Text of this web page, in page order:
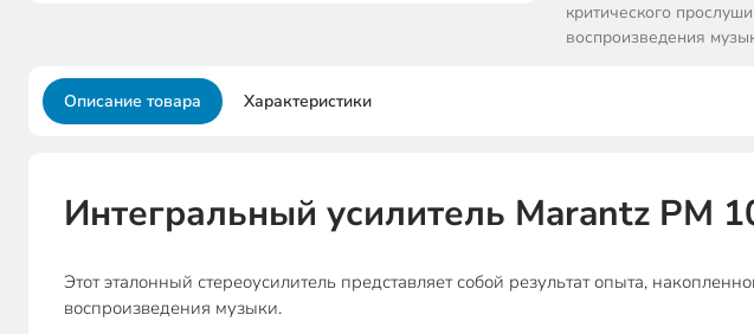
критического
воспроизведения
Описание товара Характеристики
Интегральный усилитель Marantz PM
Этот эталонный стереоусилитель представляет собой результат опыта,
воспроизведения музыки.